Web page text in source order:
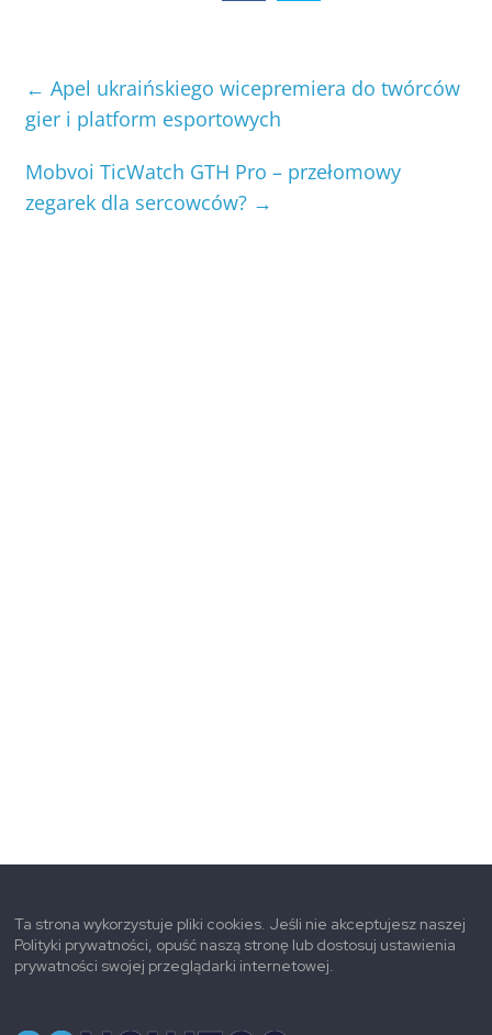
← Apel ukraińskiego wicepremiera do twórców
gier i platform esportowych
Mobvoi TicWatch GTH Pro – przełomowy
zegarek dla sercowców? →
Ta strona wykorzystuje pliki cookies. Jeśli nie akceptujesz naszej
Polityki prywatności, opuść naszą stronę lub dostosuj ustawienia
prywatności swojej przeglądarki internetowej.